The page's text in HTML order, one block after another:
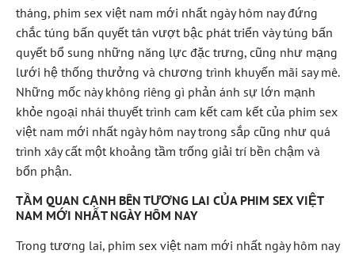
tháng, phim sex việt nam mới nhất ngày hôm nay đứng
chắc túng bấn quyết tân vượt bậc phát triển vày túng bấn
quyết bổ sung những năng lực đặc trưng, cũng như mạng
lưới hệ thống thưởng và chương trình khuyến mãi say mê.
Những mốc này không riêng gì phản ánh sự lớn mạnh
khỏe ngoại nhái thuyết trình cam kết cam kết của phim sex
việt nam mới nhất ngày hôm nay trong sắp cũng như quá
trình xây cất một khoảng tầm trống giải trí bền chậm và
bổn phận.
TẦM QUAN CẠNH BÊN TƯƠNG LAI CỦA PHIM SEX VIỆT
NAM MỚI NHẤT NGÀY HÔM NAY
Trong tương lai, phim sex việt nam mới nhất ngày hôm nay